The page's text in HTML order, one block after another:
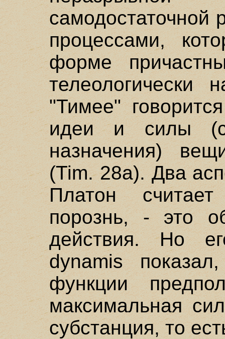
самодостаточной
процессами,
форме
"Тимее"
идеи и силы
назначения)
(Tim. 28a). Два
Платон
порознь, - это
действия. Но
dynamis
функции
максимальная
субстанция, то